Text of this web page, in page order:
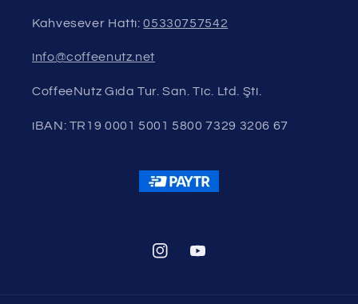
Kahvesever Hattı:05330757542
info@coffeenutz.net
CoffeeNutz Gıda Tur. San. Tic. Ltd. Şti.
iBAN: TR19 0001 5001 5800 7329 3206 67
InstagramYouTube